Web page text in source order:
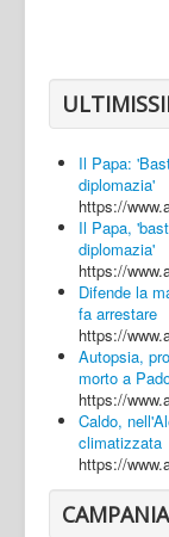
Caserta
Napoli
Salerno
Login
Il Papa:
diplomazia'
https://
Il Papa,
diplomazia'
https://
Difende la
fa arrestare
https://
Autopsia,
morto a
https://
Caldo,
climatizzata
https://